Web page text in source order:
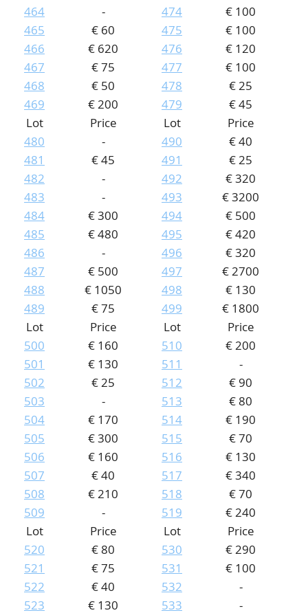
464
-
465
€ 60
466
€ 620
467
€ 75
468
€ 50
469
€ 200
474
€ 100
475
€ 100
476
€ 120
477
€ 100
478
€ 25
479
€ 45
Lot
Price
480
-
481
€ 45
482
-
483
-
484
€ 300
485
€ 480
486
-
487
€ 500
488
€ 1050
489
€ 75
Lot
Price
490
€ 40
491
€ 25
492
€ 320
493
€ 3200
494
€ 500
495
€ 420
496
€ 320
497
€ 2700
498
€ 130
499
€ 1800
Lot
Price
500
€ 160
501
€ 130
502
€ 25
503
-
504
€ 170
505
€ 300
506
€ 160
507
€ 40
508
€ 210
509
-
Lot
Price
510
€ 200
511
-
512
€ 90
513
€ 80
514
€ 190
515
€ 70
516
€ 130
517
€ 340
518
€ 70
519
€ 240
Lot
Price
520
€ 80
521
€ 75
522
€ 40
523
€ 130
Lot
Price
530
€ 290
531
€ 100
532
-
533
-